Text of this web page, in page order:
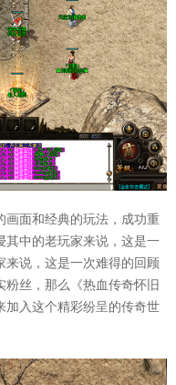
画面和经典的玩法，成功重
其中的老玩家来说，这是一
来说，这是一次难得的回顾
丝，那么《热血传奇怀旧
加入这个精彩纷呈的传奇世